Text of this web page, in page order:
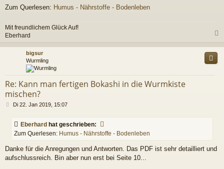
Zum Querlesen: Humus - Nährstoffe - Bodenleben
Mit freundlichem Glück Auf!
Eberhard
c
bigsur
Wurmling
Re: Kann man fertigen Bokashi in die Wurmkiste
mischen?
B
a
g
Di 22. Jan 2019, 15:07
Eberhard hat geschrieben:
Zum Querlesen: Humus - Nährstoffe - Bodenleben
Danke für die Anregungen und Antworten. Das PDF ist sehr detailliert und
aufschlussreich. Bin aber nun erst bei Seite 10...